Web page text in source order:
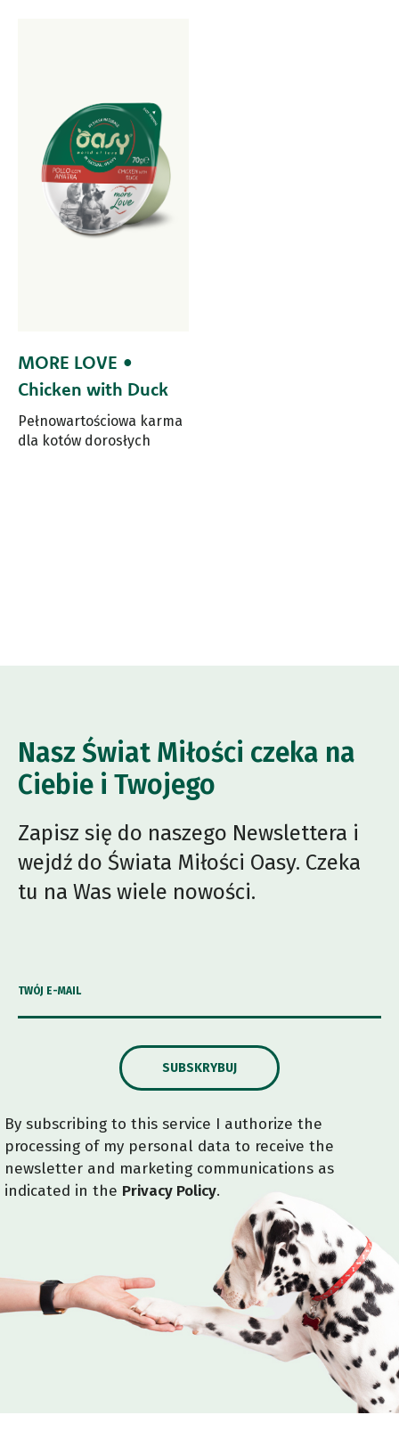
MORE LOVE •
Chicken with Duck
Pełnowartościowa karma
dla kotów dorosłych
Nasz Świat Miłości czeka na
Ciebie i Twojego
Zapisz się do naszego Newslettera i
wejdź do Świata Miłości Oasy. Czeka
tu na Was wiele nowości.
TWÓJ E-MAIL
SUBSKRYBUJ
By subscribing to this service I authorize the
processing of my personal data to receive the
newsletter and marketing communications as
indicated in the Privacy Policy.